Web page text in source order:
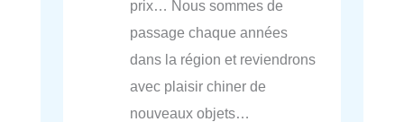
prix… Nous sommes de
passage chaque années
dans la région et reviendrons
avec plaisir chiner de
nouveaux objets…